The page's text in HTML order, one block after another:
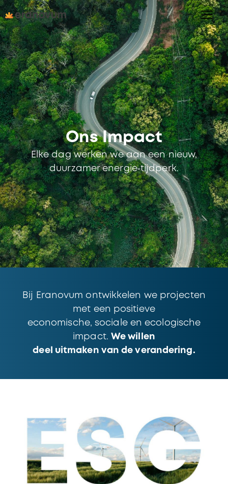
Ons Impact
Elke dag werken we aan een nieuw,
duurzamer energie‑tijdperk.
Bij Eranovum ontwikkelen we projecten
met een positieve
economische, sociale en ecologische
impact. We willen
deel uitmaken van de verandering.